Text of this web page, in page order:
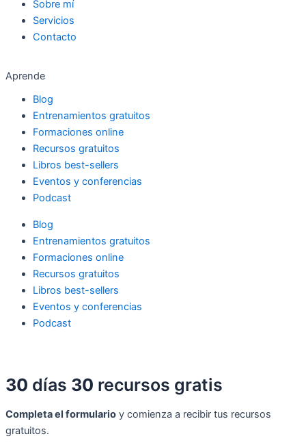
Sobre mí
Servicios
Contacto
Aprende
Blog
Entrenamientos gratuitos
Formaciones online
Recursos gratuitos
Libros best-sellers
Eventos y conferencias
Podcast
Blog
Entrenamientos gratuitos
Formaciones online
Recursos gratuitos
Libros best-sellers
Eventos y conferencias
Podcast
30 días 30 recursos gratis
Completa el formulario y comienza a recibir tus recursos
gratuitos.